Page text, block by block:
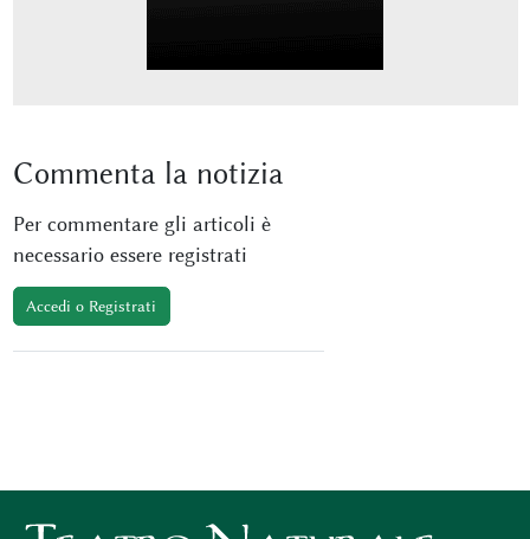
Commenta la notizia
Per commentare gli articoli è
necessario essere registrati
Accedi o Registrati